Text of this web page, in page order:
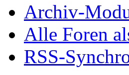
Archiv-
Alle Foren
RSS-